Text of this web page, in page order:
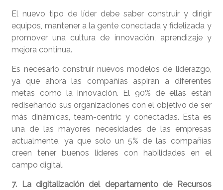
El nuevo tipo de líder debe saber construir y dirigir
equipos, mantener a la gente conectada y fidelizada y
promover una cultura de innovación, aprendizaje y
mejora continua.
Es necesario construir nuevos modelos de liderazgo,
ya que ahora las compañías aspiran a diferentes
metas como la innovación. El 90% de ellas están
rediseñando sus organizaciones con el objetivo de ser
más dinámicas, team-centric y conectadas. Esta es
una de las mayores necesidades de las empresas
actualmente, ya que solo un 5% de las compañías
creen tener buenos lideres con habilidades en el
campo digital.
7. La digitalización del departamento de Recursos